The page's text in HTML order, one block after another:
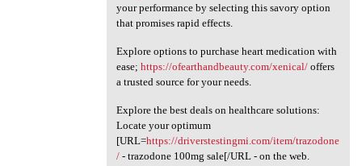
your performance by selecting this savory option
that promises rapid effects.
Explore options to purchase heart medication with
ease; https://ofearthandbeauty.com/xenical/offers
a trusted source for your needs.
Explore the best deals on healthcare solutions:
Locate your optimum
[URL=https://driverstestingmi.com/item/trazodone
/- trazodone 100mg sale[/URL - on the web.